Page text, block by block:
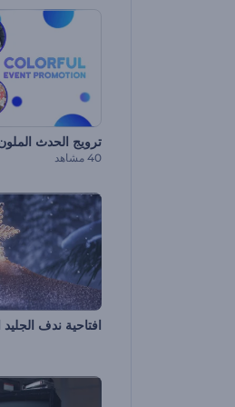
ترويج الحدث
40 مشاهد
افتاحية ندف الجليد